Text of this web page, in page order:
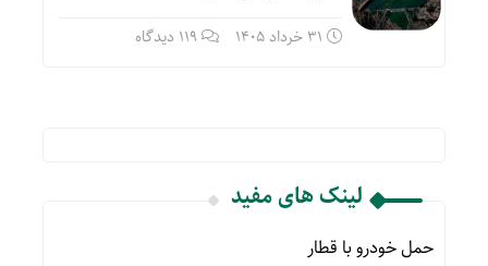
31 خرداد 1405 119 دیدگاه
لینک های مفید
حمل خودرو با قطار